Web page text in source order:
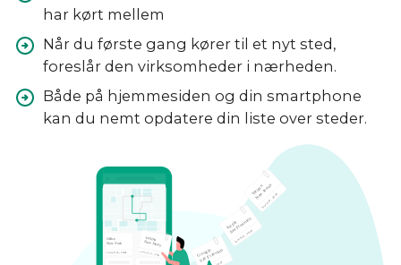
har kørt mellem
Når du første gang kører til et nyt sted,
foreslår den virksomheder i nærheden.
Både på hjemmesiden og din smartphone
kan du nemt opdatere din liste over steder.